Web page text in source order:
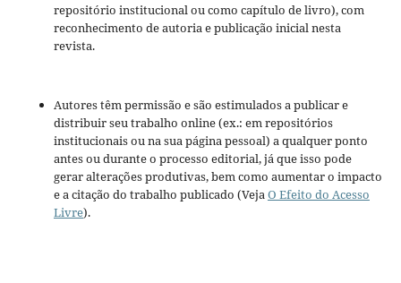
repositório institucional ou como capítulo de livro), com
reconhecimento de autoria e publicação inicial nesta
revista.
Autores têm permissão e são estimulados a publicar e
distribuir seu trabalho online (ex.: em repositórios
institucionais ou na sua página pessoal) a qualquer ponto
antes ou durante o processo editorial, já que isso pode
gerar alterações produtivas, bem como aumentar o impacto
e a citação do trabalho publicado (VejaO Efeito do Acesso
Livre).